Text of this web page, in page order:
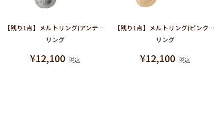
【残り1点】メルトリング(アンティークシルバー)
リング
¥12,100 税込
【残り1点】メルトリング(ピンクゴールド)
リング
¥12,100 税込